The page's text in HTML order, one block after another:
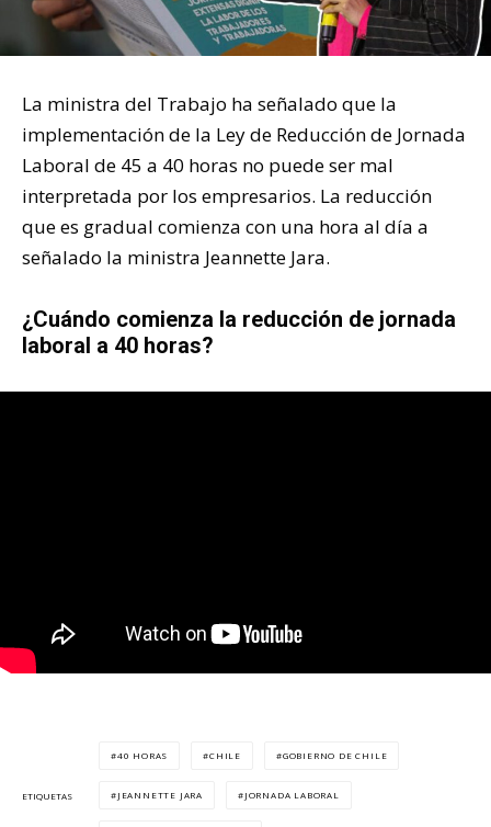
La ministra del Trabajo ha señalado que la
implementación de la Ley de Reducción de Jornada
Laboral de 45 a 40 horas no puede ser mal
interpretada por los empresarios. La reducción
que es gradual comienza con una hora al día a
señalado la ministra Jeannette Jara.
¿Cuándo comienza la reducción de jornada
laboral a 40 horas?
ETIQUETAS
40 HORAS CHILE GOBIERNO DE CHILE
JEANNETTE JARA JORNADA LABORAL